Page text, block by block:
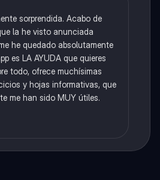
sorprendida. Acabo de
la he visto anunciada
he quedado absolutamente
es LA AYUDA que quieres
todo, ofrece muchísimas
y hojas informativas, que
me han sido MUY útiles.